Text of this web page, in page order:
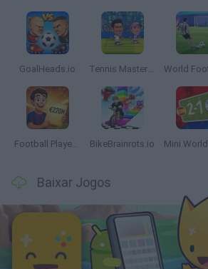
GoalHeads.io Tennis Masters 2026
Football Player's Path Simulator BikeBrainrots.io
Baixar Jogos